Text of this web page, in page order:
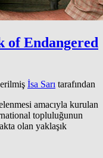
of Endangered
İsa Sarı tarafından
amacıyla kurulan
topluluğunun
olan yaklaşık